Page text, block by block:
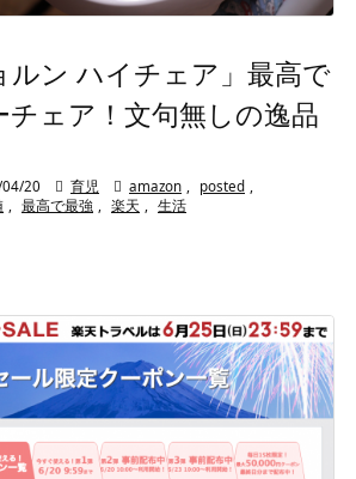
ルン ハイチェア」最高で
ェア！文句無しの逸品
20  育児  amazon , posted ,
, 最高で最強 , 楽天 , 生活